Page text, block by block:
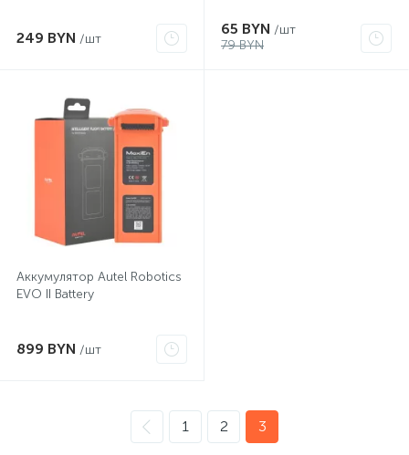
249 BYN /шт
65 BYN /шт
79 BYN
Аккумулятор Autel Robotics
EVO II Battery
899 BYN /шт
1 2 3